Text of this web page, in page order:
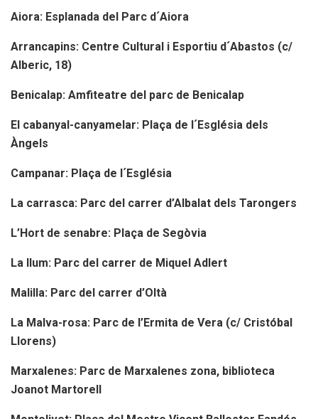
Aiora: Esplanada del Parc d´Aiora
Arrancapins: Centre Cultural i Esportiu d´Abastos (c/
Alberic, 18)
Benicalap: Amfiteatre del parc de Benicalap
El cabanyal-canyamelar: Plaça de l´Església dels
Àngels
Campanar: Plaça de l´Església
La carrasca: Parc del carrer d’Albalat dels Tarongers
L’Hort de senabre: Plaça de Segòvia
La llum: Parc del carrer de Miquel Adlert
Malilla: Parc del carrer d’Oltà
La Malva-rosa: Parc de l’Ermita de Vera (c/ Cristóbal
Llorens)
Marxalenes: Parc de Marxalenes zona, biblioteca
Joanot Martorell